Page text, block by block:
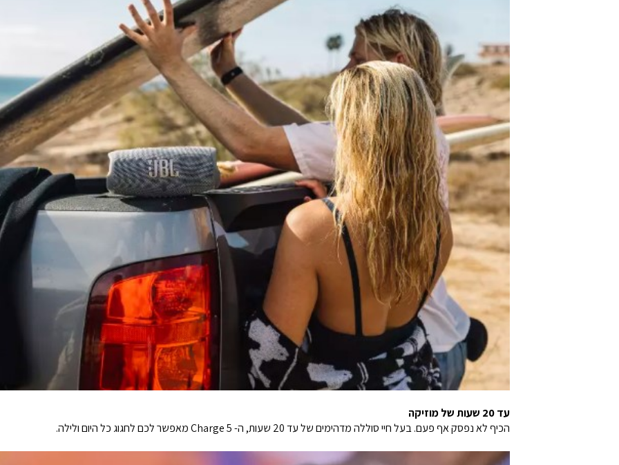
עד 20 שעות של מוזיקה
הכיף לא נפסק אף פעם. בעל חיי סוללה מדהימים של עד 20 שעות, ה- Charge 5 מאפשר לכם לחגוג כל היום ולילה.